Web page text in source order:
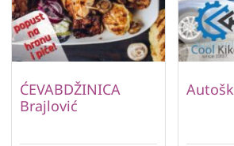
ĆEVABDŽINICA
Brajlović